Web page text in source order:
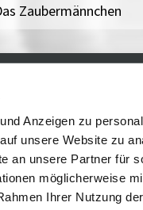
Anzeigen zu
unsere Website zu
an unsere Partner für
möglicherweise
Ihrer Nutzung
Zaubermännchen
the museum
times /
education